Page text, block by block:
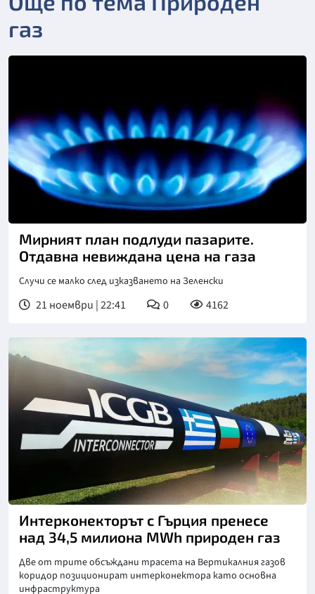
газ
Мирният план подлуди пазарите.
Отдавна невиждана цена на газа
Случи се малко след изказването на Зеленски
21 ноември | 22:41 0 4162
Интерконекторът с Гърция пренесе
над 34,5 милиона MWh природен газ
Две от трите обсъждани трасета на Вертикалния газов
коридор позиционират интерконектора като основна
инфраструктура